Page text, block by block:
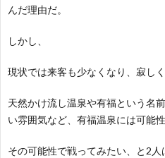
んだ理由だ。
しかし、
現状では来客も少なくなり、寂し
天然かけ流し温泉や有福という名
い雰囲気など、有福温泉には可能性
その可能性で戦ってみたい、と2人